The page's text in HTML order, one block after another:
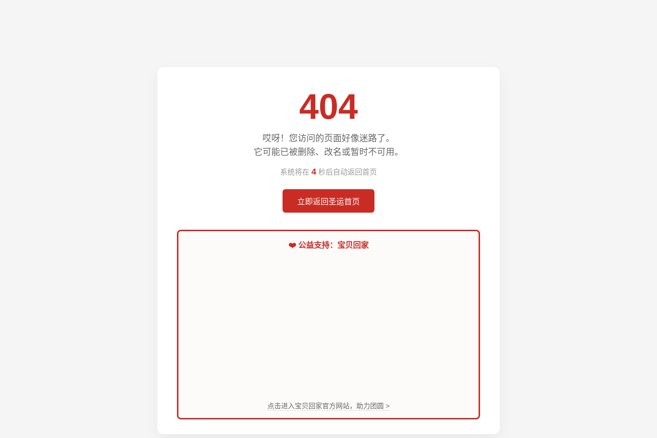
404
哎呀！您访问的页面好像迷路了。
它可能已被删除、改名或暂时不可用。
系统将在 3 秒后自动返回首页
立即返回圣运首页
❤️ 公益支持：宝贝回家
点击进入宝贝回家官方网站，助力团圆 >